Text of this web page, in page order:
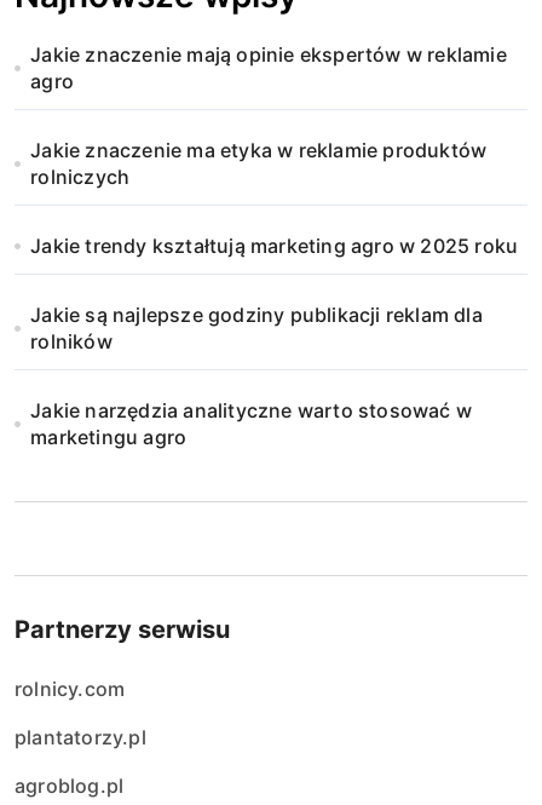
Jakie znaczenie mają opinie ekspertów w reklamie
agro
Jakie znaczenie ma etyka w reklamie produktów
rolniczych
Jakie trendy kształtują marketing agro w 2025 roku
Jakie są najlepsze godziny publikacji reklam dla
rolników
Jakie narzędzia analityczne warto stosować w
marketingu agro
Partnerzy serwisu
rolnicy.com
plantatorzy.pl
agroblog.pl